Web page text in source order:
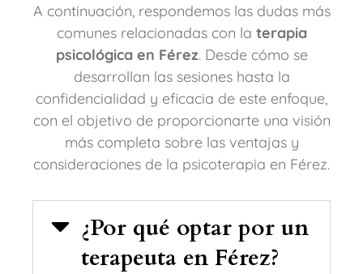
A continuación, respondemos las dudas más
comunes relacionadas con la terapia
psicológica en Férez. Desde cómo se
desarrollan las sesiones hasta la
confidencialidad y eficacia de este enfoque,
con el objetivo de proporcionarte una visión
más completa sobre las ventajas y
consideraciones de la psicoterapia en Férez.
¿Por qué optar por un
terapeuta en Férez?